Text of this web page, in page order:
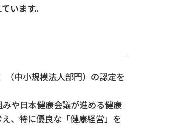
います。
中小規模法人部門）の認定を
や日本健康会議が進める健康
、特に優良な「健康経営」を